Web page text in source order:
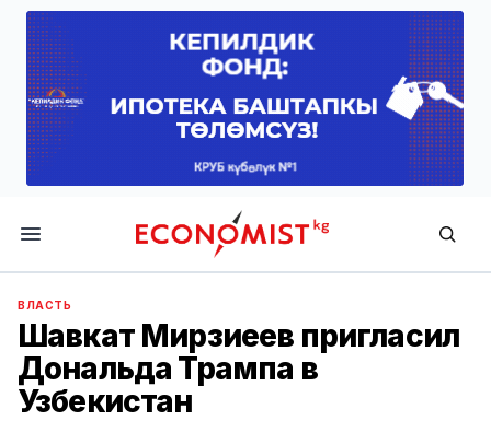
Economist.kg
ВЛАСТЬ
Шавкат Мирзиеев пригласил
Дональда Трампа в
Узбекистан